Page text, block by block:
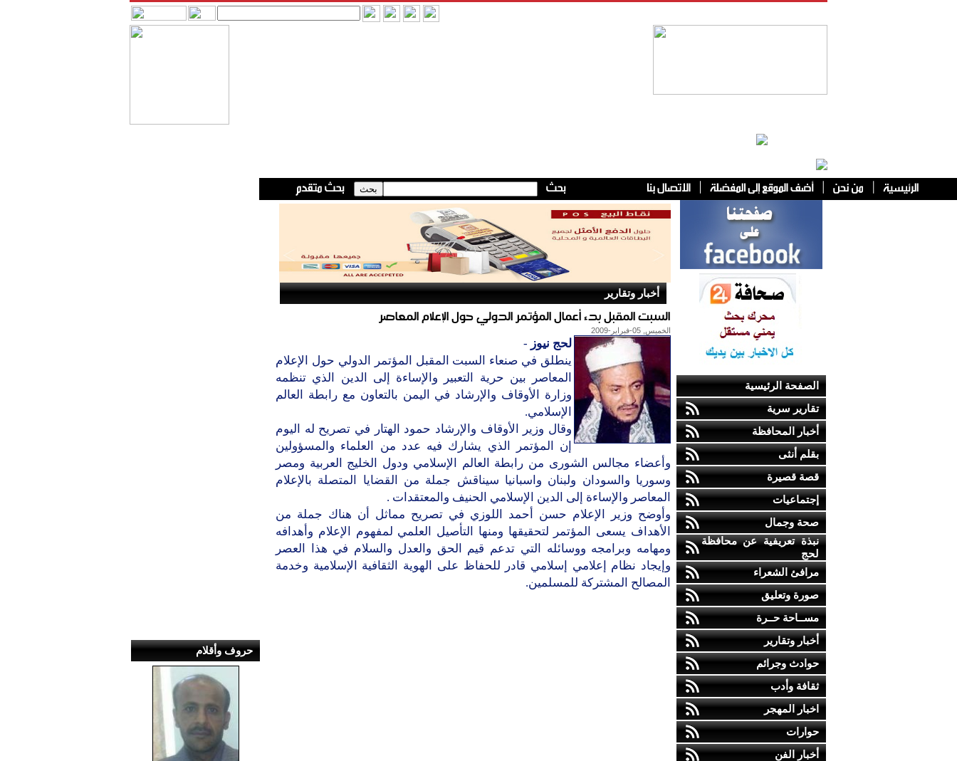
الصفحة الرئيسية
تقارير سرية
أخبار المحافظة
بقلم أنثى
قصة قصيرة
إجتماعيات
صحة وجمال
نبذة تعريفية عن محافظة
لحج
مرافئ الشعراء
صورة وتعليق
مســاحة حــرة
أخبار وتقارير
حوادث وجرائم
ثقافة وأدب
اخبار المهجر
حوارات
أخبار الفن
أخبار وتقارير
السبت المقبل بدء أعمال المؤتمر الدولي حول الإعلام المعاصر
الخميس, 05-فبراير-2009
لحج نيوز -
ينطلق في صنعاء السبت المقبل المؤتمر الدولي حول الإعلام
المعاصر بين حرية التعبير والإساءة إلى الدين الذي تنظمه
وزارة الأوقاف والإرشاد في اليمن بالتعاون مع رابطة العالم
الإسلامي.
وقال وزير الأوقاف والإرشاد حمود الهتار في تصريح له اليوم
إن المؤتمر الذي يشارك فيه عدد من العلماء والمسؤولين
وأعضاء مجالس الشورى من رابطة العالم الإسلامي ودول الخليج العربية ومصر
وسوريا والسودان ولبنان واسبانيا سيناقش جملة من القضايا المتصلة بالإعلام
المعاصر والإساءة إلى الدين الإسلامي الحنيف والمعتقدات .
وأوضح وزير الإعلام حسن أحمد اللوزي في تصريح مماثل أن هناك جملة من
الأهداف يسعى المؤتمر لتحقيقها ومنها التأصيل العلمي لمفهوم الإعلام وأهدافه
ومهامه وبرامجه ووسائله التي تدعم قيم الحق والعدل والسلام في هذا العصر
وإيجاد نظام إعلامي إسلامي قادر للحفاظ على الهوية الثقافية الإسلامية وخدمة
المصالح المشتركة للمسلمين.
حروف وأقلام